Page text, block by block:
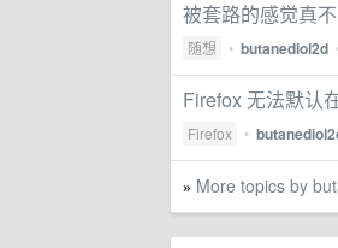
被套路的感觉真
随想 • butanediol2d
Firefox 无法默认
Firefox •
» More topics by